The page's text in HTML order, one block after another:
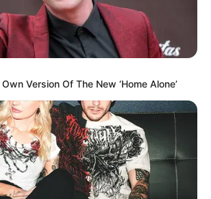
Version Of The New ‘Home Alone’